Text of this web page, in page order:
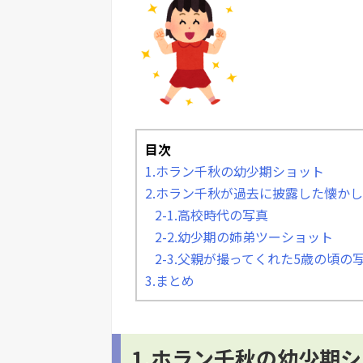
目次
1.ホラン千秋の幼少期ショット
2.ホラン千秋が過去に披露した懐か
2-1.高校時代の写真
2-2.幼少期の姉弟ツーショット
2-3.父親が撮ってくれた5歳の頃の
3.まとめ